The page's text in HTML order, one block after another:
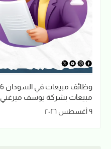
مبيعات بشركة يوسف ميرغني
٩ أغسطس ٢٠٢٦